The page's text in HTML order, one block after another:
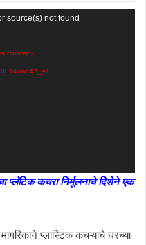
source(s) not found
wp-
प्लॅटिक कचरा निर्मूलनाचे दिशेने एक
प्लास्टिक कचऱ्याचे घरच्या